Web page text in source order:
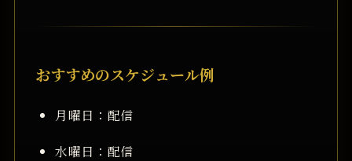
おすすめのスケジュール例
月曜日：配信
水曜日：配信